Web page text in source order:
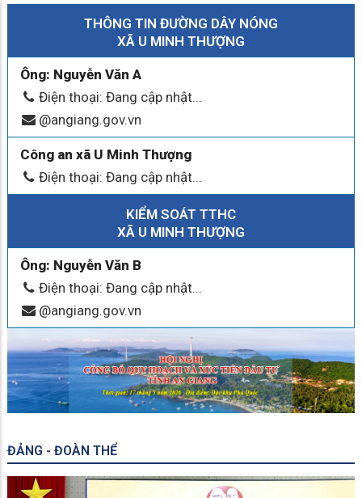
THÔNG TIN ĐƯỜNG DÂY NÓNG
XÃ U MINH THƯỢNG
Ông: Nguyễn Văn A
Điện thoại: Đang cập nhật...
@angiang.gov.vn
Công an xã U Minh Thượng
Điện thoại: Đang cập nhật...
KIỂM SOÁT TTHC
XÃ U MINH THƯỢNG
Ông: Nguyễn Văn B
Điện thoại: Đang cập nhật...
@angiang.gov.vn
ĐẢNG - ĐOÀN THỂ